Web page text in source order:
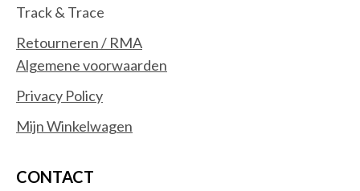
Track & Trace
Retourneren / RMA
Algemene voorwaarden
Privacy Policy
Mijn Winkelwagen
CONTACT